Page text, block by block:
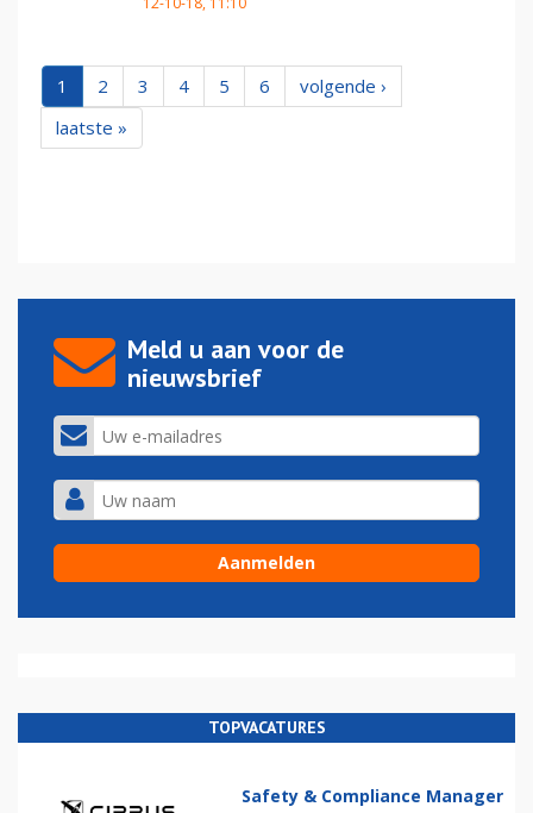
1 2 3 4 5 6
volgende ›
laatste »
Meld u aan voor de
nieuwsbrief
TOPVACATURES
Safety & Compliance Manager